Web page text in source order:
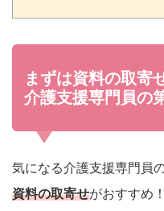
まずは資料の取寄
介護支援専門員の
気になる介護支援専門員
資料の取寄せがおすすめ！